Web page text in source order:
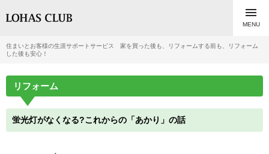

MENU
住まいとお客様の生涯サポートサービス 家を買った後も、リフォームする前も、リフォーム
した後も安心！
リフォーム
蛍光灯がなくなる?これからの「あかり」の話